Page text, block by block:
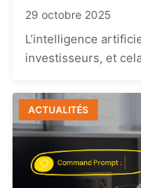
29 octobre 2025
L’intelligence
investisseurs, et
ACTUALITÉS